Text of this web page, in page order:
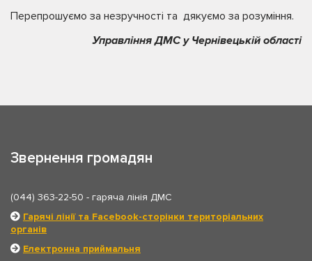
Перепрошуємо за незручності та дякуємо за розуміння.
Управління ДМС у Чернівецькій області
Звернення громадян
(044) 363-22-50 - гаряча лінія ДМС
Гарячі лінії та Facebook-сторінки територіальних
органів
Електронна приймальня